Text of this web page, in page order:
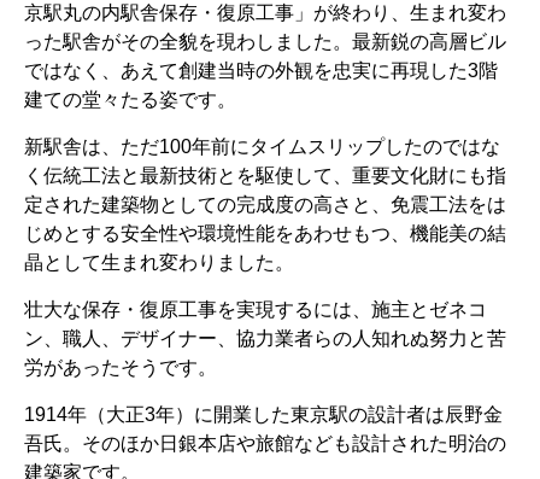
京駅丸の内駅舎保存・復原工事」が終わり、生まれ変わ
った駅舎がその全貌を現わしました。最新鋭の高層ビル
ではなく、あえて創建当時の外観を忠実に再現した3階
建ての堂々たる姿です。
新駅舎は、ただ100年前にタイムスリップしたのではな
く伝統工法と最新技術とを駆使して、重要文化財にも指
定された建築物としての完成度の高さと、免震工法をは
じめとする安全性や環境性能をあわせもつ、機能美の結
晶として生まれ変わりました。
壮大な保存・復原工事を実現するには、施主とゼネコ
ン、職人、デザイナー、協力業者らの人知れぬ努力と苦
労があったそうです。
1914年（大正3年）に開業した東京駅の設計者は辰野金
吾氏。そのほか日銀本店や旅館なども設計された明治の
建築家です。